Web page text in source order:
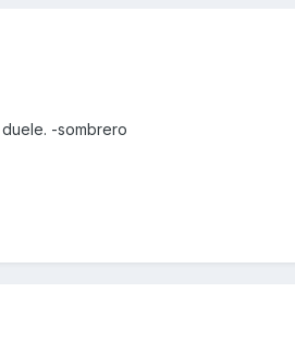
-sombrero